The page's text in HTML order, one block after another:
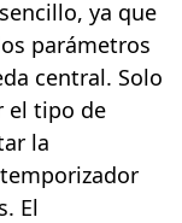
ya que
parámetros
central. Solo
el tipo de
la
El